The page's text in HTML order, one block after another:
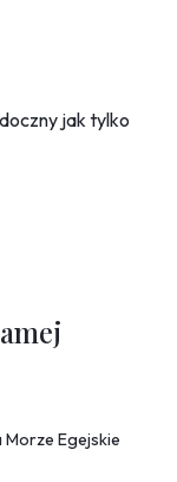
jak tylko
Egejskie